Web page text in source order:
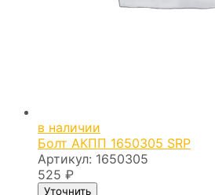
в наличии
Болт АКПП 1650305 SRP
Артикул: 1650305
525 ₽
Уточнить